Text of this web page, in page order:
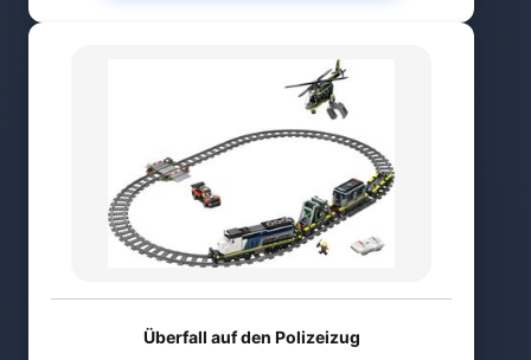
Überfall auf den Polizeizug